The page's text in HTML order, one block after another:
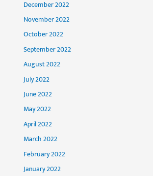
December 2022
November 2022
October 2022
September 2022
August 2022
July 2022
June 2022
May 2022
April 2022
March 2022
February 2022
January 2022